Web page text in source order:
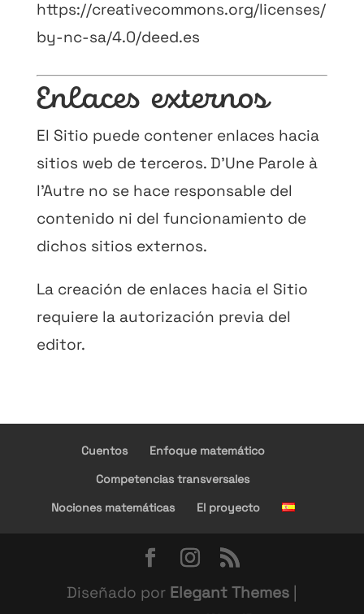
https://creativecommons.org/licenses/
by-nc-sa/4.0/deed.es
Enlaces externos
El Sitio puede contener enlaces hacia
sitios web de terceros. D’Une Parole à
l’Autre no se hace responsable del
contenido ni del funcionamiento de
dichos sitios externos.
La creación de enlaces hacia el Sitio
requiere la autorización previa del
editor.
Cuentos
Enfoque matemático
Competencias transversales
Nociones matemáticas
El proyecto
Diseñado por Elegant Themes|